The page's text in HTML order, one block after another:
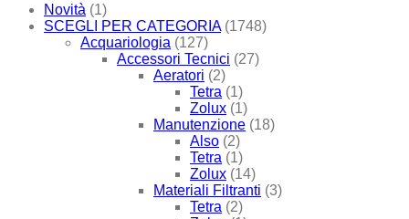
Novità (1)
SCEGLI PER CATEGORIA (1748)
Acquariologia (127)
Accessori Tecnici (27)
Aeratori (2)
Tetra (1)
Zolux (1)
Manutenzione (18)
Also (2)
Tetra (1)
Zolux (14)
Materiali Filtranti (3)
Tetra (2)